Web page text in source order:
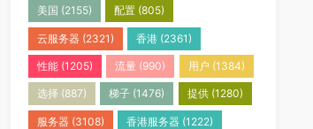
美国 (2155) 配置 (805)
云服务器 (2321) 香港 (2361)
性能 (1205) 流量 (990) 用户 (1384)
选择 (887) 梯子 (1476) 提供(1280)
服务器 (3108) 香港服务器 (1222)